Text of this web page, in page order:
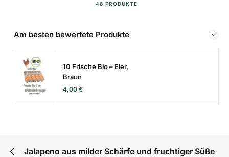
48 PRODUKTE
Am besten bewertete Produkte
10 Frische Bio – Eier,
Braun
4,00 €
Jalapeno aus milder Schärfe und fruchtiger Süße